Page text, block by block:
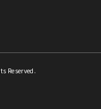
Reserved.